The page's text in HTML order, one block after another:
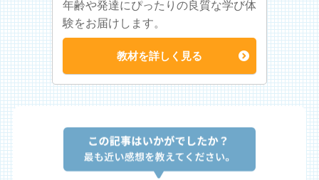
年齢や発達にぴったりの良質な学び体
験をお届けします。
教材を詳しく見る